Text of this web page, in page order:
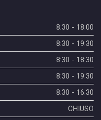
8:30 - 18:00
8:30 - 19:30
8:30 - 18:30
8:30 - 19:30
8:30 - 16:30
CHIUSO